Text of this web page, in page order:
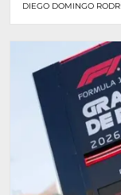
DIEGO DOMINGO